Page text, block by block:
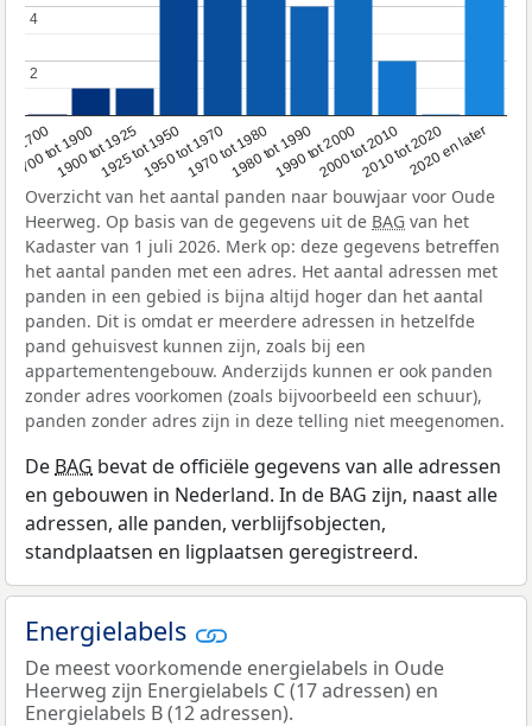
1700
1700 tot 1900
1900 tot 19251925 tot 19501950 tot 19701970 tot 19801980 tot 19901990 tot 20002000 tot 20102010 tot 20202020 en later
2
2
4
4
Overzicht van het aantal panden naar bouwjaar voor Oude
Heerweg. Op basis van de gegevens uit de BAG van het
Kadaster van 1 juli 2026. Merk op: deze gegevens betreffen
het aantal panden met een adres. Het aantal adressen met
panden in een gebied is bijna altijd hoger dan het aantal
panden. Dit is omdat er meerdere adressen in hetzelfde
pand gehuisvest kunnen zijn, zoals bij een
appartementengebouw. Anderzijds kunnen er ook panden
zonder adres voorkomen (zoals bijvoorbeeld een schuur),
panden zonder adres zijn in deze telling niet meegenomen.
De BAG bevat de officiële gegevens van alle adressen
en gebouwen in Nederland. In de BAG zijn, naast alle
adressen, alle panden, verblijfsobjecten,
standplaatsen en ligplaatsen geregistreerd.
Energielabels
De meest voorkomende energielabels in Oude
Heerweg zijn Energielabels C (17 adressen) en
Energielabels B (12 adressen).